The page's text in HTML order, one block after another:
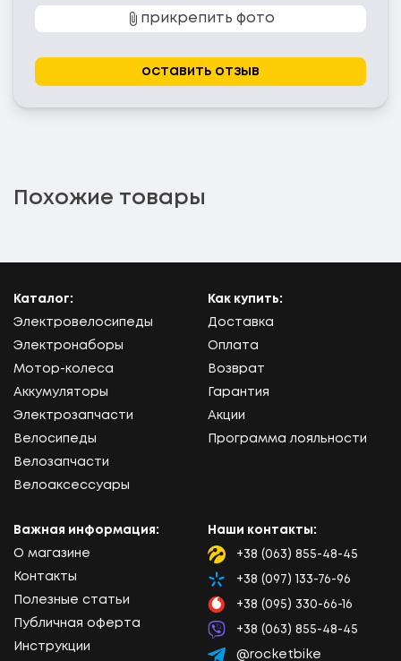
прикрепить фото
оставить отзыв
Похожие товары
Каталог:
Электровелосипеды
Электронаборы
Мотор-колеса
Аккумуляторы
Электрозапчасти
Велосипеды
Велозапчасти
Велоаксессуары
Как купить:
Доставка
Оплата
Возврат
Гарантия
Акции
Программа лояльности
Важная информация:
О магазине
Контакты
Полезные статьи
Публичная оферта
Инструкции
Наши контакты:
Lifecell
+38 (063) 855-48-45
Kyivstar
+38 (097) 133-76-96
Vodafone
+38 (095) 330-66-16
Viber
+38 (063) 855-48-45
@rocketbike